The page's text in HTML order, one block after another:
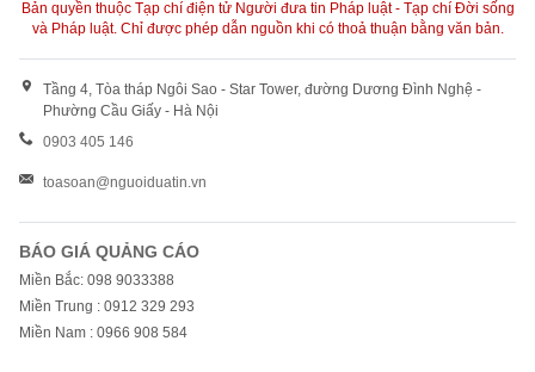
Bản quyền thuộc Tạp chí điện tử Người đưa tin Pháp luật - Tạp chí Đời sống
và Pháp luật. Chỉ được phép dẫn nguồn khi có thoả thuận bằng văn bản.
Tầng 4, Tòa tháp Ngôi Sao - Star Tower, đường Dương Đình Nghệ -
Phường Cầu Giấy - Hà Nội
0903 405 146
toasoan@nguoiduatin.vn
BÁO GIÁ QUẢNG CÁO
Miền Bắc: 098 9033388
Miền Trung : 0912 329 293
Miền Nam : 0966 908 584